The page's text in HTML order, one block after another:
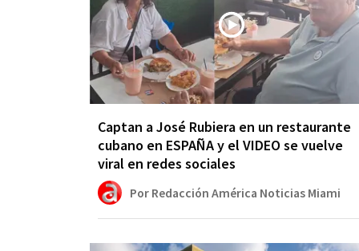
Captan a José Rubiera en un restaurante
cubano en ESPAÑA y el VIDEO se vuelve
viral en redes sociales
Por Redacción América Noticias Miami